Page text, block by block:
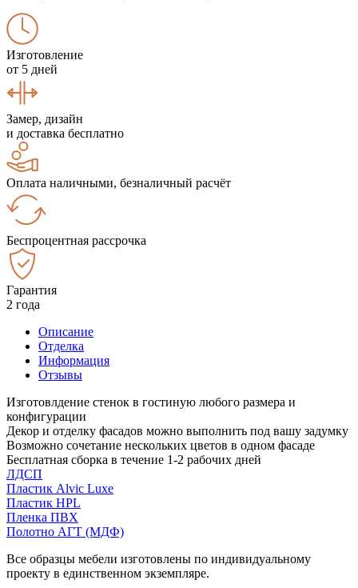
Изготовление
от 5 дней
Замер, дизайн
и доставка бесплатно
Оплата наличными, безналичный расчёт
Беспроцентная рассрочка
Гарантия
2 года
Описание
Отделка
Информация
Отзывы
Изготовлдение стенок в гостиную любого размера и
конфигурации
Декор и отделку фасадов можно выполнить под вашу задумку
Возможно сочетание нескольких цветов в одном фасаде
Бесплатная сборка в течение 1-2 рабочих дней
ЛДСП
Пластик Alvic Luxe
Пластик HPL
Пленка ПВХ
Полотно АГТ (МДФ)
Все образцы мебели изготовлены по индивидуальному
проекту в единственном экземпляре.